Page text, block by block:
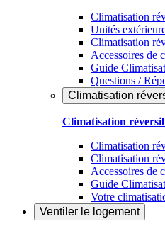
Climatisation
Unités
Climatisation
Accessoires de
Guide
Questions /
Climatisation
Climatisation
Climatisation
Climatisation
Accessoires de
Guide
Votre
Ventiler le logement